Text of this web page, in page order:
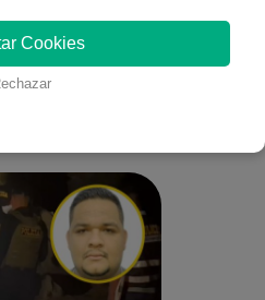
te puede
Cookies